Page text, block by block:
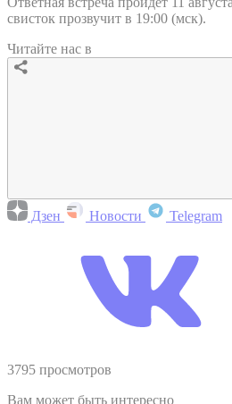
свисток прозвучит в 19:00 (мск).
Читайте нас в
Дзен Новости Telegram
3795 просмотров
Вам может быть интересно